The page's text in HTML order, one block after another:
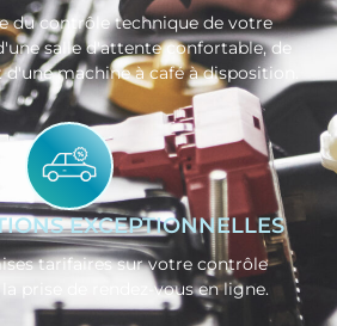
du contrôle technique de votre
salle d'attente confortable, de
machine à café à disposition.
EXCEPTIONNELLES
tarifaires sur votre contrôle
prise de rendez-vous en ligne.